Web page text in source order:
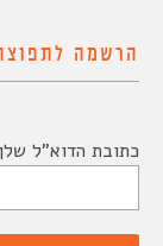
הרשמה
כתובת הדוא"ל